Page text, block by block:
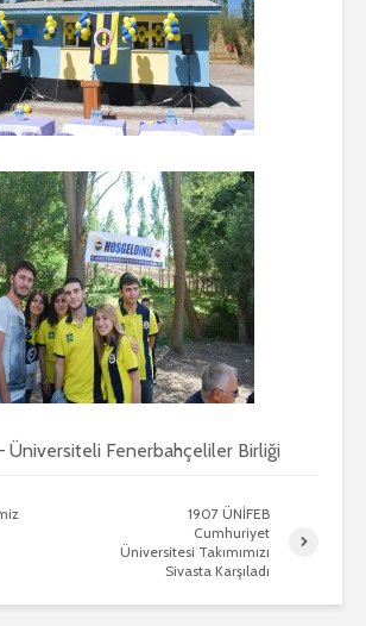
Üniversiteli Fenerbahçeliler Birliği
1907 ÜNİFEB
Cumhuriyet
Üniversitesi Takımımızı
Sivasta Karşıladı